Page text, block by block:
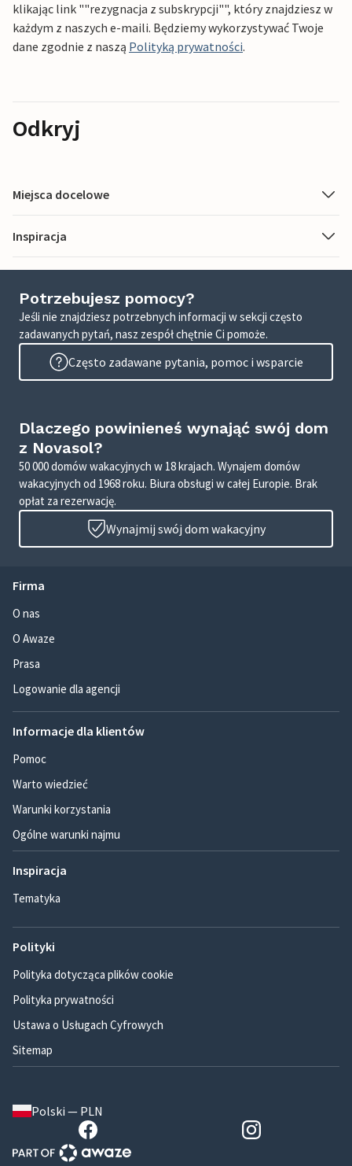
klikając link ""rezygnacja z subskrypcji"", który znajdziesz w
każdym z naszych e-maili. Będziemy wykorzystywać Twoje
dane zgodnie z naszą Polityką prywatności.
Odkryj
Miejsca docelowe
Inspiracja
Potrzebujesz pomocy?
Jeśli nie znajdziesz potrzebnych informacji w sekcji często
zadawanych pytań, nasz zespół chętnie Ci pomoże.
Często zadawane pytania, pomoc i wsparcie
Dlaczego powinieneś wynająć swój dom
z Novasol?
50 000 domów wakacyjnych w 18 krajach. Wynajem domów
wakacyjnych od 1968 roku. Biura obsługi w całej Europie. Brak
opłat za rezerwację.
Wynajmij swój dom wakacyjny
Firma
O nas
O Awaze
Prasa
Logowanie dla agencji
Informacje dla klientów
Pomoc
Warto wiedzieć
Warunki korzystania
Ogólne warunki najmu
Inspiracja
Tematyka
Polityki
Polityka dotycząca plików cookie
Polityka prywatności
Ustawa o Usługach Cyfrowych
Sitemap
Polski — PLN